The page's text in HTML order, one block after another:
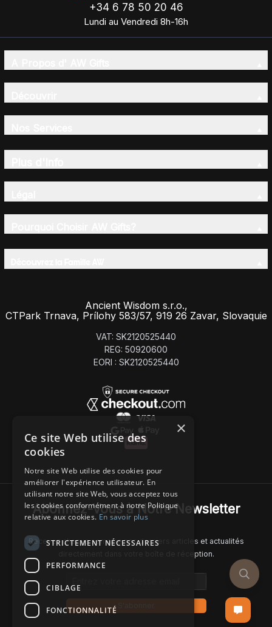
+34 6 78 50 20 46
Lundi au Vendredi 8h-16h
Ancient Wisdom s.r.o.,
CTPark Trnava, Prílohy 583/57, 919 26 Zavar, Slovaquie
VAT: SK2120525440
REG: 50920600
EORI : SK2120525440
Abonnez-Vous à Notre Newsletter
Recevez chaque semaine nos derniers articles et actualités
directement dans votre boîte de réception.
×
Ce site Web utilise des
cookies
Notre site Web utilise des cookies pour
améliorer l'expérience utilisateur. En
utilisant notre site Web, vous acceptez tous
les cookies conformément à notre Politique
relative aux cookies.En savoir plus
STRICTEMENT NÉCESSAIRES
PERFORMANCE
CIBLAGE
FONCTIONNALITÉ